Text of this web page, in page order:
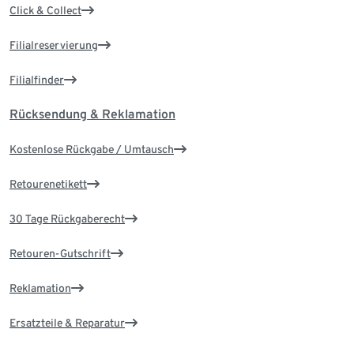
Click & Collect
Filialreservierung
Filialfinder
Rücksendung & Reklamation
Kostenlose Rückgabe / Umtausch
Retourenetikett
30 Tage Rückgaberecht
Retouren-Gutschrift
Reklamation
Ersatzteile & Reparatur